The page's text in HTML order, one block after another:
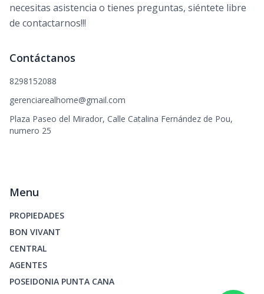
necesitas asistencia o tienes preguntas, siéntete libre
de contactarnos!!!
Contáctanos
8298152088
gerenciarealhome@gmail.com
Plaza Paseo del Mirador, Calle Catalina Fernández de Pou,
numero 25
Menu
PROPIEDADES
BON VIVANT
CENTRAL
AGENTES
POSEIDONIA PUNTA CANA